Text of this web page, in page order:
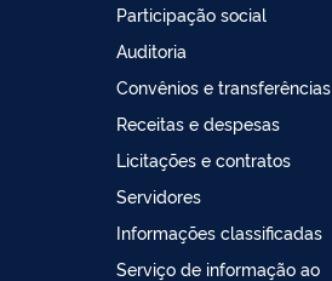
Participação social
Auditoria
Convênios e transferências
Receitas e despesas
Licitações e contratos
Servidores
Informações classificadas
Serviço de informação ao